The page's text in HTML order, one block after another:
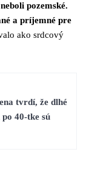
pozemské.
a príjemné pre
ako srdcový
tvrdí, že dlhé
40-tke sú